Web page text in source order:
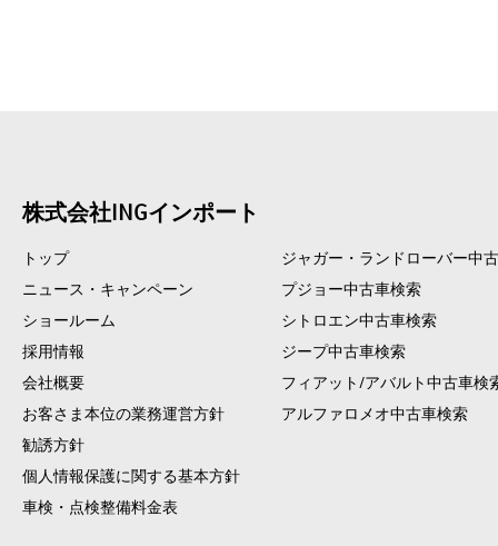
株式会社INGインポート
トップ
ニュース・キャンペーン
ショールーム
採用情報
会社概要
お客さま本位の業務運営方針
勧誘方針
個人情報保護に関する基本方針
車検・点検整備料金表
ジャガー・ランドローバー中
プジョー中古車検索
シトロエン中古車検索
ジープ中古車検索
フィアット/アバルト中古車検
アルファロメオ中古車検索